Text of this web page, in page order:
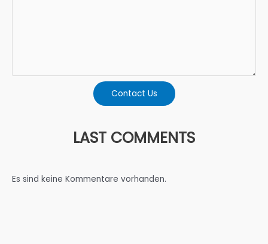
Contact Us
LAST COMMENTS
Es sind keine Kommentare vorhanden.